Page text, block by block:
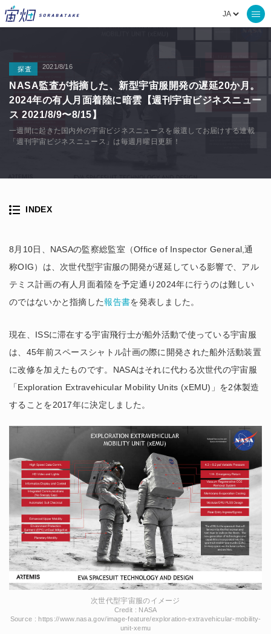
探査 2021/8/16
NASA監査が指摘した、新型宇宙服開発の遅延20か月。
2024年の有人月面着陸に暗雲【週刊宇宙ビジネスニュー
ス 2021/8/9〜8/15】
一週間に起きた国内外の宇宙ビジネスニュースを厳選してお届けする連載
「週刊宇宙ビジネスニュース」は毎週月曜日更新！
8月10日、NASAの監察総監室（Office of Inspector General,通
称OIG）は、次世代型宇宙服の開発が遅延している影響で、アル
テミス計画の有人月面着陸を予定通り2024年に行うのは難しい
のではないかと指摘した報告書を発表しました。
現在、ISSに滞在する宇宙飛行士が船外活動で使っている宇宙服
は、45年前スペースシャトル計画の際に開発された船外活動装置
に改修を加えたものです。NASAはそれに代わる次世代の宇宙服
「Exploration Extravehicular Mobility Units (xEMU)」を2体製造
することを2017年に決定しました。
次世代型宇宙服のイメージ
Credit : NASA
Source : https://www.nasa.gov/image-feature/exploration-extravehicular-mobility-
unit-xemu
INDEX